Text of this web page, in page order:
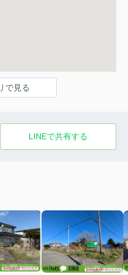
で見る
LINEで共有する